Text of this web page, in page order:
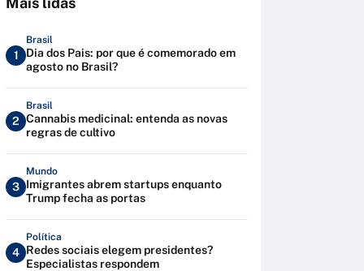
1
Brasil
Dia dos Pais: por que é comemorado em
agosto no Brasil?
2
Brasil
Cannabis medicinal: entenda as novas
regras de cultivo
3
Mundo
Imigrantes abrem startups enquanto
Trump fecha as portas
4
Política
Redes sociais elegem presidentes?
Especialistas respondem